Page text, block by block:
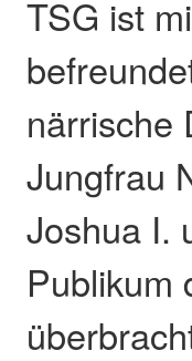
TSG ist
närrische
Jungfrau
Joshua I.
Publikum